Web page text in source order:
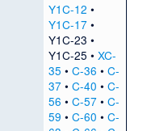
Y1C-12 •
Y1C-17•
Y1C-23 •
Y1C-25 • XC-
35 • C-36 • C-
37• C-40 • C-
56 • C-57• C-
59 • C-60 • C-